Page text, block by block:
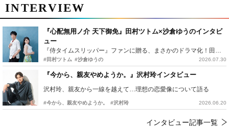
INTERVIEW
『心配無用ノ介 天下御免』田村ツトム×沙倉ゆうのインタビ
ュー
『侍タイムスリッパー』ファンに贈る、まさかのドラマ化！田村ツトム×沙倉ゆうのが語る『心配無用ノ介』撮影秘話
#田村ツトム #沙倉ゆうの 2026.07.30
『今から、親友やめようか。』沢村玲インタビュー
沢村玲、親友から一線を越えて…理想の恋愛像について語る
#今から、親友やめようか。 #沢村玲 2026.06.20
インタビュー記事一覧